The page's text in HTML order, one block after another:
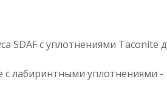
SDAF с уплотнениями Taconite
лабиринтными уплотнениями -